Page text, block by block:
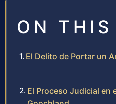
ON THIS
El Delito de Portar un
El Proceso Judicial en